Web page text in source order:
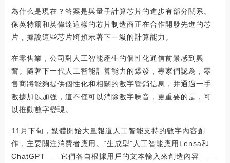
為什么是現在？答案是與量子計算芯片的進步有部分關系。
像英特爾和英偉達這樣的芯片制造商正在合作開發先進的芯
片，據說這些芯片將預示著下一級的計算能力。
在零售業，公司對人工智能產生的個性化通信前景感到興
奮。隨著下一代人工智能計算能力的爆發，專家們認為，零
售商將能夠提供個性化和相關的數字營銷信息，并通過一手
數據加以加強，這不僅可以消除數字噪音，更重要的是，可
以推動數字變現。
11月下旬，媒體開始大量報道人工智能支持的數字內容創
作，主要關注消費者應用。“生成型”人工智能應用Lensa和
ChatGPT——它們各自根據用戶的文本輸入來創造內容——